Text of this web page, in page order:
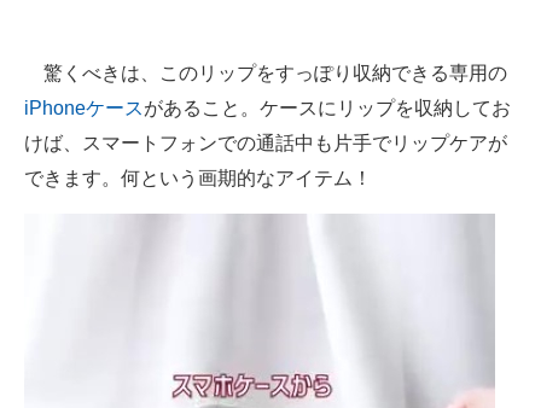
驚くべきは、このリップをすっぽり収納できる専用の
iPhoneケースがあること。ケースにリップを収納してお
けば、スマートフォンでの通話中も片手でリップケアが
できます。何という画期的なアイテム！